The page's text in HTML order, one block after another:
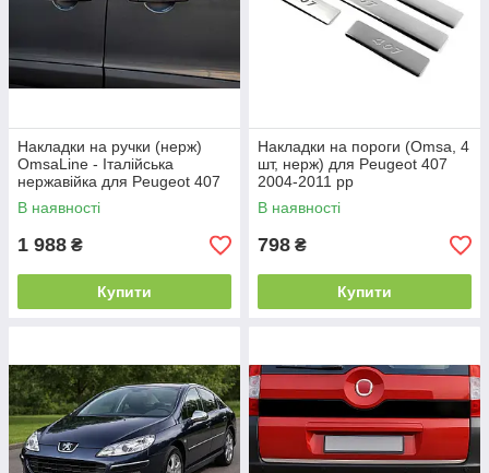
Накладки на ручки (нерж)
OmsaLine - Італійська
нержавійка для Peugeot 407
2004-2011 рр
В наявності
1 988 ₴
Купити
Накладки на пороги (Omsa, 4
шт, нерж) для Peugeot 407
2004-2011 рр
В наявності
798 ₴
Купити